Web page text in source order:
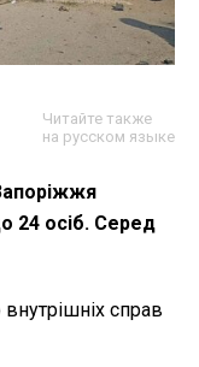
Читайте также
на русском языке
24 осіб. Серед
внутрішніх справ